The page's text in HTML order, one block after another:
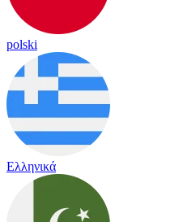
polski
Ελληνικά